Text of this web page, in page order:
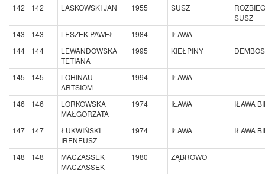
142 142 LASKOWSKI JAN 1955 SUSZ
SUSZ
143
143 LESZEK PAWEŁ 1984
IŁAWA
144
144
LEWANDOWSKA
TETIANA
1995 KIEŁPINY
145 145
LOHINAU
ARTSIOM
1994 IŁAWA
146 146
LORKOWSKA
MAŁGORZATA
1974 IŁAWA IŁAWA
147 147
ŁUKWIŃSKI
IRENEUSZ
1974 IŁAWA IŁAWA
148 148
MACZASSEK
MACZASSEK
1980 ZĄBROWO